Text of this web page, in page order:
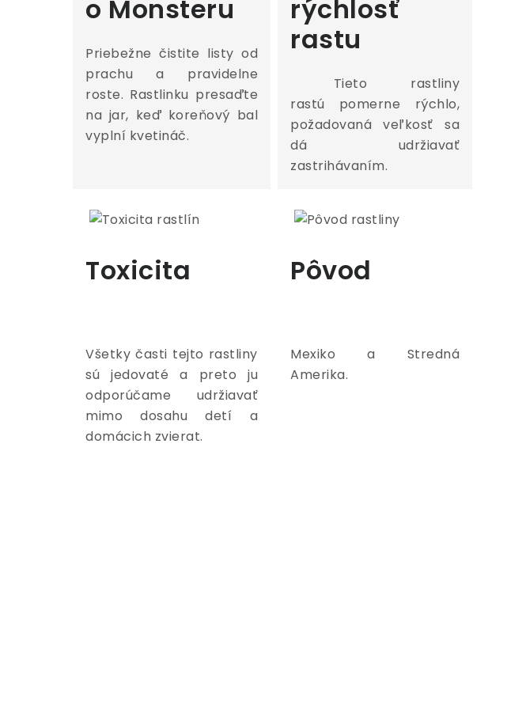
o Monsteru
Priebežne čistite listy od
prachu a pravidelne
roste. Rastlinku presaďte
na jar, keď koreňový bal
vyplní kvetináč.
rýchlosť
rastu
Tieto rastliny
rastú pomerne rýchlo,
požadovaná veľkosť sa
dá udržiavať
zastrihávaním.
Toxicita
Všetky časti tejto rastliny
sú jedovaté a preto ju
odporúčame udržiavať
mimo dosahu detí a
domácich zvierat.
Pôvod
Mexiko a Stredná
Amerika.